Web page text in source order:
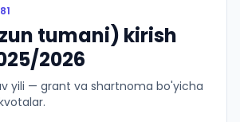
tumani) kirish
2026
yili — grant va shartnoma bo'yicha